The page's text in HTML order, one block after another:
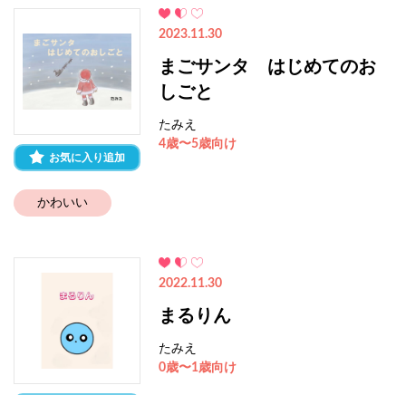
お気に入り追加
2023.11.30
まごサンタ はじめてのお
しごと
たみえ
4歳〜5歳向け
かわいい
2022.11.30
まるりん
たみえ
0歳〜1歳向け